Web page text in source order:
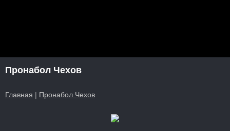
Пронабол Чехов
Главная | Пронабол Чехов